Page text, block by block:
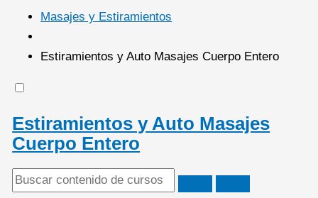
Masajes y Estiramientos
Estiramientos y Auto Masajes Cuerpo Entero
Estiramientos y Auto Masajes
Cuerpo Entero